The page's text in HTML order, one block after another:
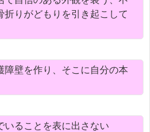
折りがどもりを引き起こして
障壁を作り、そこに自分の本
いることを表に出さない